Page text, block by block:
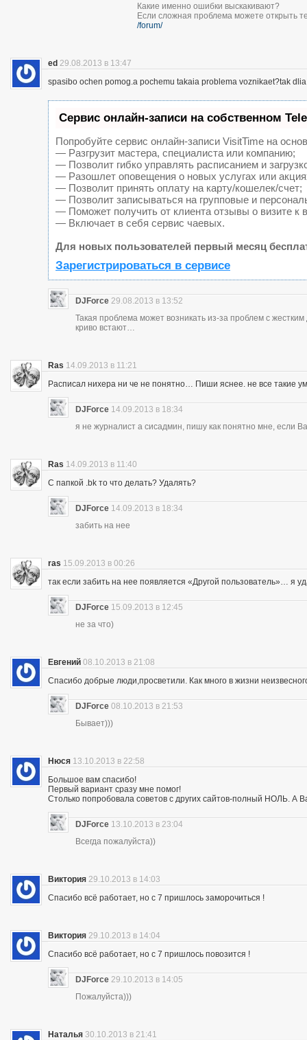
Какие именно ошибки выскакивают?
Если сложная проблема можете открыть
/forum/
ed 29.08.2013 в 13:47
spasibo ochen pomog.a pochemu takaia problema voznikaet?tak
Сервис онлайн-записи на собственном
Попробуйте сервис онлайн-записи VisitTime на
— Разгрузит мастера, специалиста или компанию;
— Позволит гибко управлять расписанием и
— Разошлет оповещения о новых услугах или
— Позволит принять оплату на карту/кошелек/счет;
— Позволит записываться на групповые и
— Поможет получить от клиента отзывы о визите к
— Включает в себя сервис чаевых.
Для новых пользователей первый месяц
Зарегистрироваться в сервисе
DJForce 29.08.2013 в 13:52
Такая проблема может возникать из-за проблем с
криво встают…
Ras 14.09.2013 в 11:21
Расписал нихера ни че не понятно… Пиши яснее. не все такие
DJForce 14.09.2013 в 18:34
я не журналист а сисадмин, пишу как понятно мне, если
Ras 14.09.2013 в 11:40
С папкой .bk то что делать? Удалять?
DJForce 14.09.2013 в 18:34
забить на нее
ras 15.09.2013 в 00:26
так если забить на нее появляется «Другой пользователь»… я
DJForce 15.09.2013 в 12:45
не за что)
Евгений 08.10.2013 в 21:08
Спасибо добрые люди,просветили. Как много в жизни
DJForce 08.10.2013 в 21:53
Бывает)))
Нюся 13.10.2013 в 22:58
Большое вам спасибо!
Первый вариант сразу мне помог!
Столько попробовала советов с других сайтов-полный НОЛЬ. А
DJForce 13.10.2013 в 23:04
Всегда пожалуйста))
Виктория 29.10.2013 в 14:03
Спасибо всё работает, но с 7 пришлось заморочиться !
Виктория 29.10.2013 в 14:04
Спасибо всё работает, но с 7 пришлось повозится !
DJForce 29.10.2013 в 14:05
Пожалуйста)))
Наталья 30.10.2013 в 21:41